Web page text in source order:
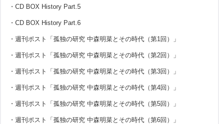
・CD BOX History Part.5
・CD BOX History Part.6
・週刊ポスト「孤独の研究 中森明菜とその時代（第1回）」
・週刊ポスト「孤独の研究 中森明菜とその時代（第2回）」
・週刊ポスト「孤独の研究 中森明菜とその時代（第3回）」
・週刊ポスト「孤独の研究 中森明菜とその時代（第4回）」
・週刊ポスト「孤独の研究 中森明菜とその時代（第5回）」
・週刊ポスト「孤独の研究 中森明菜とその時代（第6回）」